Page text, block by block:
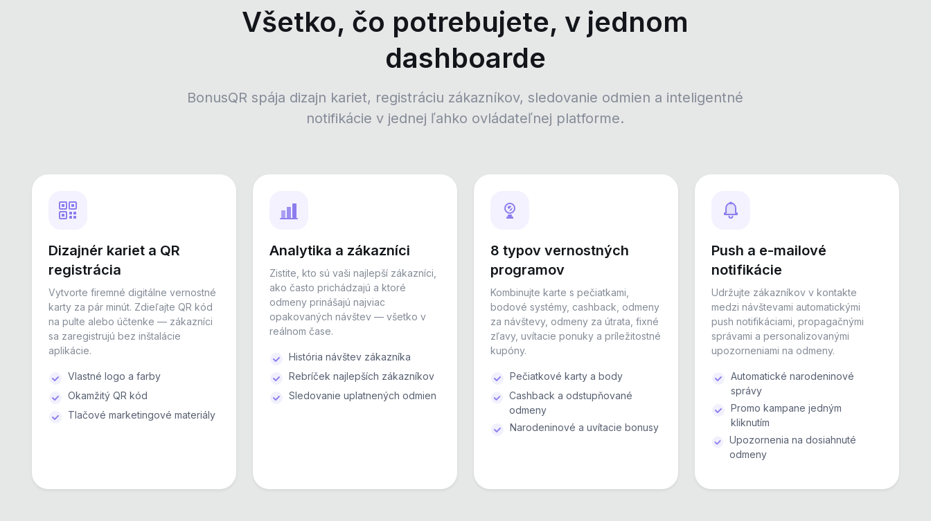
Všetko, čo potrebujete, v jednom
dashboarde
BonusQR spája dizajn kariet, registráciu zákazníkov, sledovanie odmien a inteligentné
notifikácie v jednej ľahko ovládateľnej platforme.
Dizajnér kariet a QR
registrácia
Vytvorte firemné digitálne vernostné
karty za pár minút. Zdieľajte QR kód
na pulte alebo účtenke — zákazníci
sa zaregistrujú bez inštalácie
aplikácie.
Vlastné logo a farby
Okamžitý QR kód
Tlačové marketingové materiály
Analytika a zákazníci
Zistite, kto sú vaši najlepší zákazníci,
ako často prichádzajú a ktoré
odmeny prinášajú najviac
opakovaných návštev — všetko v
reálnom čase.
História návštev zákazníka
Rebríček najlepších zákazníkov
Sledovanie uplatnených odmien
8 typov vernostných
programov
Kombinujte karte s pečiatkami,
bodové systémy, cashback, odmeny
za návštevy, odmeny za útrata, fixné
zľavy, uvítacie ponuky a príležitostné
kupóny.
Pečiatkové karty a body
Cashback a odstupňované
odmeny
Narodeninové a uvítacie bonusy
Push a e-mailové
notifikácie
Udržujte zákazníkov v kontakte
medzi návštevami automatickými
push notifikáciami, propagačnými
správami a personalizovanými
upozorneniami na odmeny.
Automatické narodeninové
správy
Promo kampane jedným
kliknutím
Upozornenia na dosiahnuté
odmeny